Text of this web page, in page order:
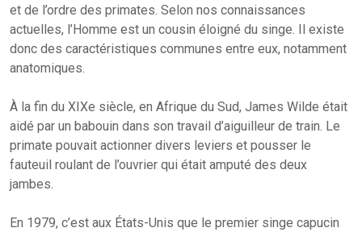
et de l’ordre des primates. Selon nos connaissances
actuelles, l’Homme est un cousin éloigné du singe. Il existe
donc des caractéristiques communes entre eux, notamment
anatomiques.
À la fin du XIXe siècle, en Afrique du Sud, James Wilde était
aidé par un babouin dans son travail d’aiguilleur de train. Le
primate pouvait actionner divers leviers et pousser le
fauteuil roulant de l’ouvrier qui était amputé des deux
jambes.
En 1979, c’est aux États-Unis que le premier singe capucin